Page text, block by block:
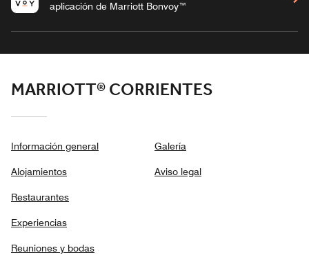
aplicación de Marriott Bonvoy™
MARRIOTT® CORRIENTES
Información general
Alojamientos
Restaurantes
Experiencias
Reuniones y bodas
Galería
Aviso legal